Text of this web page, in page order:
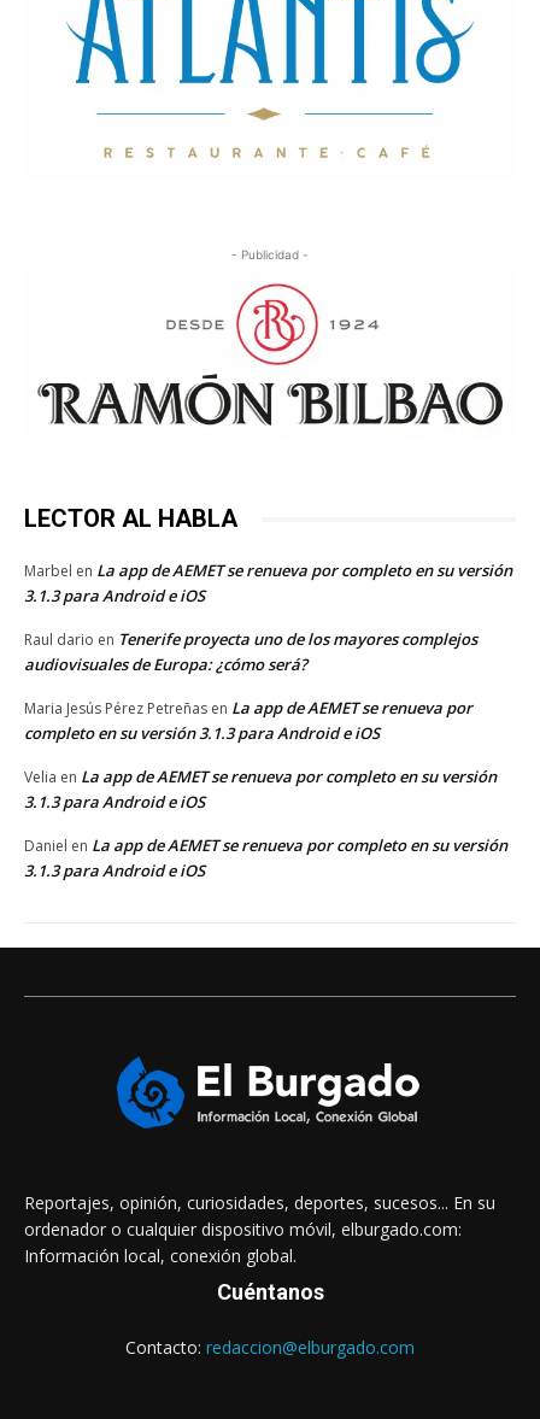
- Publicidad -
LECTOR AL HABLA
Marbel en La app de AEMET se renueva por completo en su versión
3.1.3 para Android e iOS
Raul dario en Tenerife proyecta uno de los mayores complejos
audiovisuales de Europa: ¿cómo será?
Maria Jesús Pérez Petreñas en La app de AEMET se renueva por
completo en su versión 3.1.3 para Android e iOS
Velia en La app de AEMET se renueva por completo en su versión
3.1.3 para Android e iOS
Daniel en La app de AEMET se renueva por completo en su versión
3.1.3 para Android e iOS
Reportajes, opinión, curiosidades, deportes, sucesos... En su
ordenador o cualquier dispositivo móvil, elburgado.com:
Información local, conexión global.
Cuéntanos
Contacto: redaccion@elburgado.com